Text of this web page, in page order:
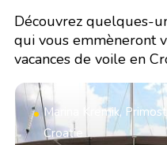
Découvrez quelques-
qui vous emmèneront
vacances de voile en
Marina Kremik,
Croatie